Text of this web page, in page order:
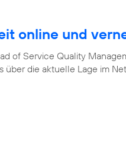
online und
of Service Quality
über die aktuelle Lage im